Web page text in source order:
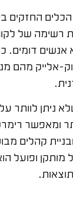
החזקים
של
אלייק מהם
ניתן לוותר
קהלים
ופועל